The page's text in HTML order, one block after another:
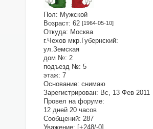
Пол: Мужской
Возраст: 62 [1964-05-10]
Откуда: Москва
г.Чехов мкр.Губернский:
ул.Земская
дом №: 2
подъезд №: 5
этаж: 7
Основание: снимаю
Зарегистрирован: Вс, 13 Фев 2011
Провел на форуме:
12 дней 20 часов
Сообщений: 287
Уважение: [+248/-0]